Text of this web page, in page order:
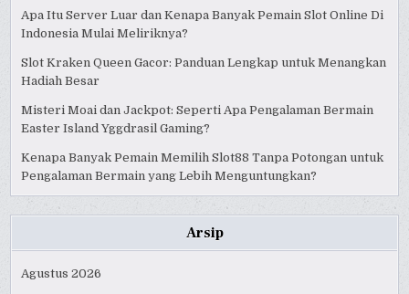
Apa Itu Server Luar dan Kenapa Banyak Pemain Slot Online Di
Indonesia Mulai Meliriknya?
Slot Kraken Queen Gacor: Panduan Lengkap untuk Menangkan
Hadiah Besar
Misteri Moai dan Jackpot: Seperti Apa Pengalaman Bermain
Easter Island Yggdrasil Gaming?
Kenapa Banyak Pemain Memilih Slot88 Tanpa Potongan untuk
Pengalaman Bermain yang Lebih Menguntungkan?
Arsip
Agustus 2026